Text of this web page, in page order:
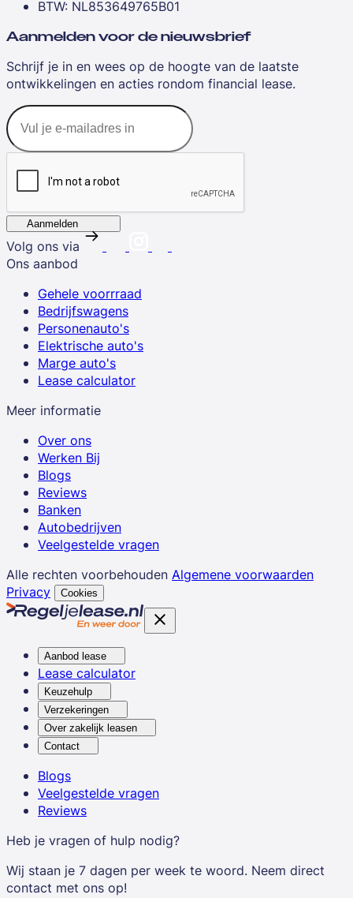
BTW: NL853649765B01
Aanmelden voor de nieuwsbrief
Schrijf je in en wees op de hoogte van de laatste
ontwikkelingen en acties rondom financial lease.
Aanmelden
Volg ons via
Ons aanbod
Gehele voorrraad
Bedrijfswagens
Personenauto's
Elektrische auto's
Marge auto's
Lease calculator
Meer informatie
Over ons
Werken Bij
Blogs
Reviews
Banken
Autobedrijven
Veelgestelde vragen
Alle rechten voorbehouden Algemene voorwaarden
Privacy
Cookies
Aanbod lease
Lease calculator
Keuzehulp
Verzekeringen
Over zakelijk leasen
Contact
Blogs
Veelgestelde vragen
Reviews
Heb je vragen of hulp nodig?
Wij staan je 7 dagen per week te woord. Neem direct
contact met ons op!